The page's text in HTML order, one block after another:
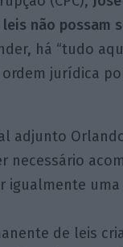
não possam
há “tudo
ordem jurídica
adjunto
necessário
igualmente
de leis